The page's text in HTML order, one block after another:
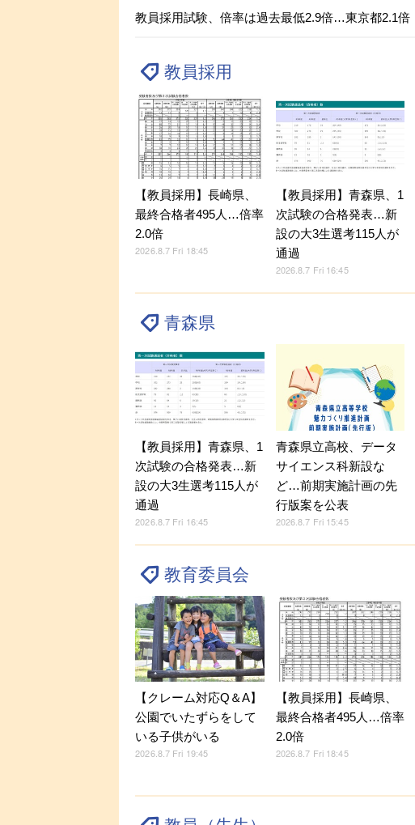
教員採用試験、倍率は過去最低2.9倍…東京都2.1倍
教員採用
【教員採用】長崎県、
最終合格者495人…倍率
2.0倍
2026.8.7 Fri 18:45
【教員採用】青森県、1
次試験の合格発表…新
設の大3生選考115人が
通過
2026.8.7 Fri 16:45
青森県
【教員採用】青森県、1
次試験の合格発表…新
設の大3生選考115人が
通過
2026.8.7 Fri 16:45
青森県立高校、データ
サイエンス科新設な
ど…前期実施計画の先
行版案を公表
2026.8.7 Fri 15:45
教育委員会
【クレーム対応Q＆A】
公園でいたずらをして
いる子供がいる
2026.8.7 Fri 19:45
【教員採用】長崎県、
最終合格者495人…倍率
2.0倍
2026.8.7 Fri 18:45